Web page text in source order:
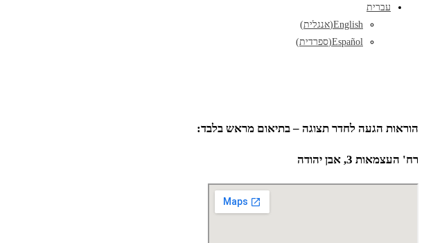
עברית
English
(אנגלית)
Español
(ספרדית)
הוראות הגעה לחדר תצוגה – בתיאום מראש בלבד:
רח' העצמאות 3, אבן יהודה